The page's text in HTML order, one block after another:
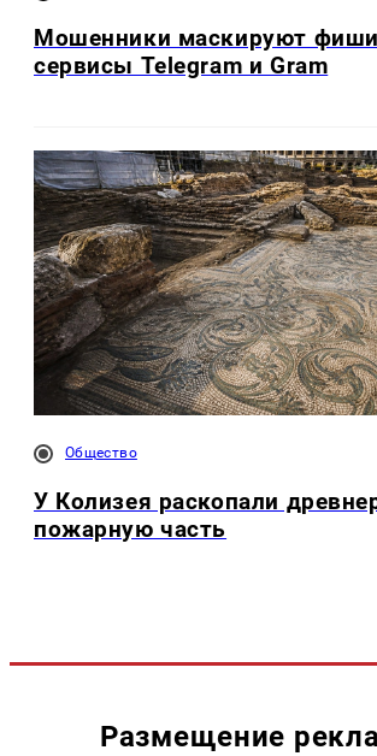
Мошенники маскируют
сервисы Telegram и Gram
Общество
У Колизея раскопали
пожарную часть
Размещение